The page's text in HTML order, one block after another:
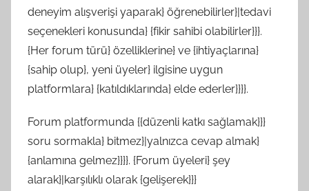
deneyim alışverişi yaparak} öğrenebilirler}|tedavi
seçenekleri konusunda} {fikir sahibi olabilirler}}}.
{Her forum türü} özelliklerine} ve {ihtiyaçlarına}
{sahip olup}, yeni üyeler} ilgisine uygun
platformlara} {katıldıklarında} elde ederler}}}}.
Forum platformunda {{düzenli katkı sağlamak}}}
soru sormakla} bitmez}|yalnızca cevap almak}
{anlamına gelmez}}}}. {Forum üyeleri} şey
alarak}|karşılıklı olarak {gelişerek}}}